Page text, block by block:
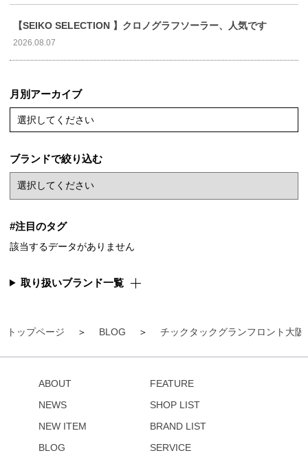
トップページ BLOG チックタックグランフロント大阪
【SEIKO SELECTION 】クロノグラフソーラー、人気です
2026.08.07
月別アーカイブ
選択してください
ブランドで絞り込む
#注目のタグ
該当するデータがありません
取り扱いブランド一覧
ABOUT
NEWS
NEW ITEM
BLOG
FEATURE
SHOP LIST
BRAND LIST
SERVICE